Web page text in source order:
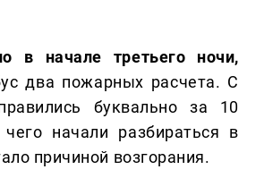
в начале третьего ночи,
два пожарных расчета. С
буквально за 10
начали разбираться в
причиной возгорания.